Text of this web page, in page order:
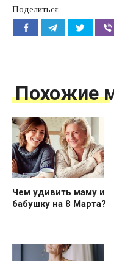
Поделиться:
Похожие
Чем удивить маму и
бабушку на 8 Марта?